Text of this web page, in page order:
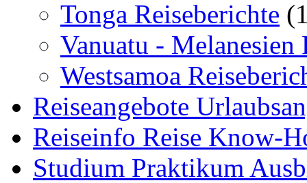
Tonga Reiseberichte
Vanuatu - Melanesien
Westsamoa
Reiseangebote
Reiseinfo Reise Know-
Studium Praktikum